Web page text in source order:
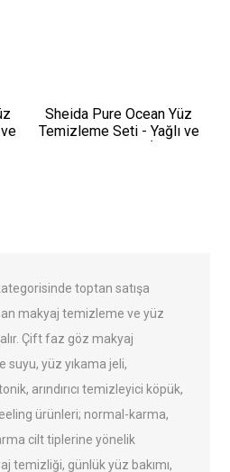
Sheida Pure Ocean Yüz
Temizleme Seti - Yağlı ve
toptan satışa
makyaj temizleme ve yüz
Çift faz göz makyaj
yüz yıkama jeli,
tonik, arındırıcı temizleyici köpük,
ürünleri; normal-karma,
cilt tiplerine yönelik
temizliği, günlük yüz bakımı,